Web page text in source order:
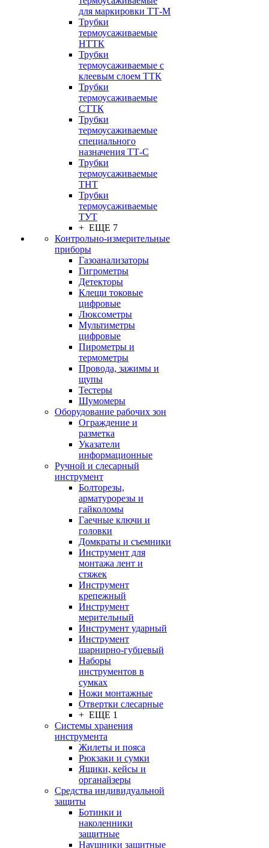
для маркировки ТТ-М
Трубки
термоусаживаемые
НTТК
Трубки
термоусаживаемые с
клеевым слоем TТК
Трубки
термоусаживаемые
СTТК
Трубки
термоусаживаемые
специального
назначения ТТ-С
Трубки
термоусаживаемые
ТНТ
Трубки
термоусаживаемые
ТУТ
+ ЕЩЕ 7
Контрольно-измерительные
приборы
Газоанализаторы
Гигрометры
Детекторы
Клещи токовые
цифровые
Люксометры
Мультиметры
цифровые
Пирометры и
термометры
Провода, зажимы и
щупы
Тестеры
Шумомеры
Оборудование рабочих зон
Ограждение и
разметка
Указатели
информационные
Ручной и слесарный
инструмент
Болторезы,
арматурорезы и
гайколомы
Гаечные ключи и
головки
Домкраты и съемники
Инструмент для
монтажа лент и
стяжек
Инструмент
крепежный
Инструмент
мерительный
Инструмент ударный
Инструмент
шарнирно-губцевый
Наборы
инструментов в
сумках
Ножи монтажные
Отвертки слесарные
+ ЕЩЕ 1
Системы хранения
инструмента
Жилеты и пояса
Рюкзаки и сумки
Ящики, кейсы и
органайзеры
Средства индивидуальной
защиты
Ботинки и
наколенники
защитные
Наушники защитные